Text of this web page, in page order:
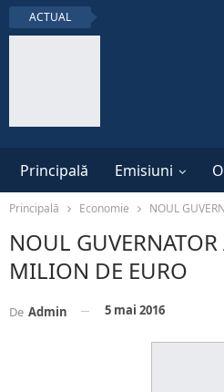
ACTUAL
Principală Emisiuni
Principală Economie NOUL
NOUL
MILION DE EURO
De Admin 5 mai 2016